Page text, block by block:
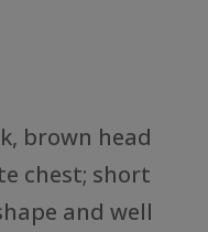
brown head
chest; short
and well